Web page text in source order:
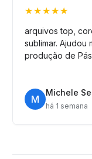
★★★★★
arquivos top,
sublimar. Ajudou
produção de
M
Michele
há 1 semana